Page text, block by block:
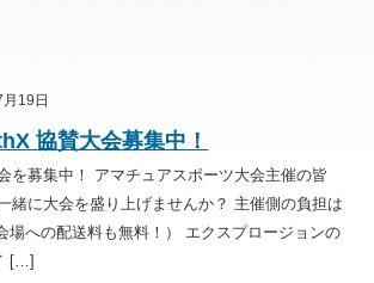
19日
協賛大会募集中！
を募集中！ アマチュアスポーツ大会主催の皆
緒に大会を盛り上げませんか？ 主催側の負担は
場への配送料も無料！） エクスプロージョンの
[…]